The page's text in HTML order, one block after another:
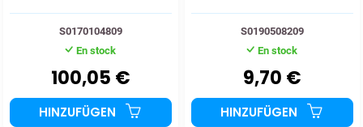
S0170104809
En stock
100,05 €
HINZUFÜGEN
S0190508209
En stock
9,70 €
HINZUFÜGEN